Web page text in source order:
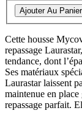
Ajouter Au Panier
Cette housse
repassage
tendance, dont
Ses matériaux
Laurastar laissent
maintenue en
repassage parfait.